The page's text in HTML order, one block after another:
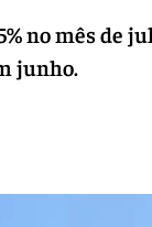
no mês de
junho.